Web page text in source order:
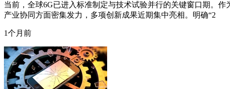
当前，全球6G已进入标准制定与技术试验并行的关键窗口期。
产业协同方面密集发力，多项创新成果近期集中亮相。明确“2
1个月前